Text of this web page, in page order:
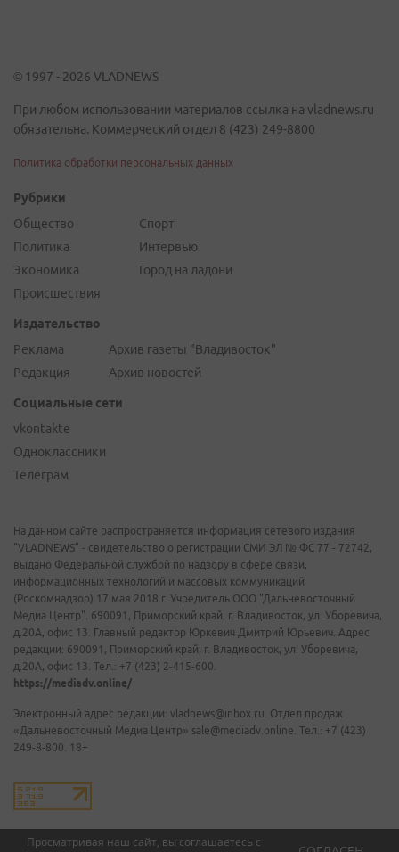
Просматривая наш сайт, вы соглашаетесь с
© 1997 - 2026 VLADNEWS
При любом использовании материалов ссылка на vladnews.ru
обязательна. Коммерческий отдел 8 (423) 249-8800
Политика обработки персональных данных
Рубрики
Общество
Политика
Экономика
Происшествия
Спорт
Интервью
Город на ладони
Издательство
Реклама
Редакция
Архив газеты "Владивосток"
Архив новостей
Социальные сети
vkontakte
Одноклассники
Телеграм
На данном сайте распространяется информация сетевого издания
"VLADNEWS" - свидетельство о регистрации СМИ ЭЛ № ФС 77 - 72742,
выдано Федеральной службой по надзору в сфере связи,
информационных технологий и массовых коммуникаций
(Роскомнадзор) 17 мая 2018 г. Учредитель ООО "Дальневосточный
Медиа Центр". 690091, Приморский край, г. Владивосток, ул. Уборевича,
д.20А, офис 13. Главный редактор Юркевич Дмитрий Юрьевич. Адрес
редакции: 690091, Приморский край, г. Владивосток, ул. Уборевича,
д.20А, офис 13. Тел.: +7 (423) 2-415-600.
https://mediadv.online/
Электронный адрес редакции: vladnews@inbox.ru. Отдел продаж
«Дальневосточный Медиа Центр» sale@mediadv.online. Тел.: +7 (423)
249-8-800. 18+